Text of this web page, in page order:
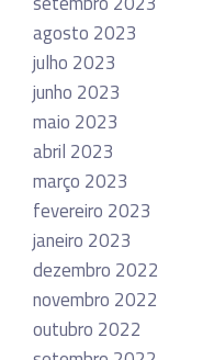
agosto 2023
julho 2023
junho 2023
maio 2023
abril 2023
março 2023
fevereiro 2023
janeiro 2023
dezembro 2022
novembro 2022
outubro 2022